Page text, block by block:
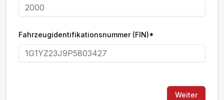
Fahrzeugidentifikationsnummer (FIN)*
Weiter